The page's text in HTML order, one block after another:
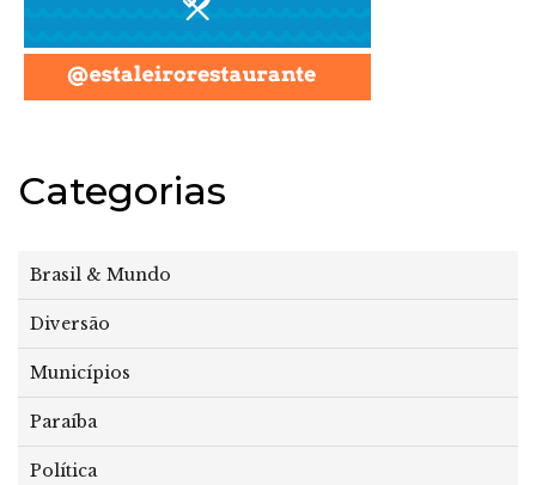
Categorias
Brasil & Mundo
Diversão
Municípios
Paraíba
Política